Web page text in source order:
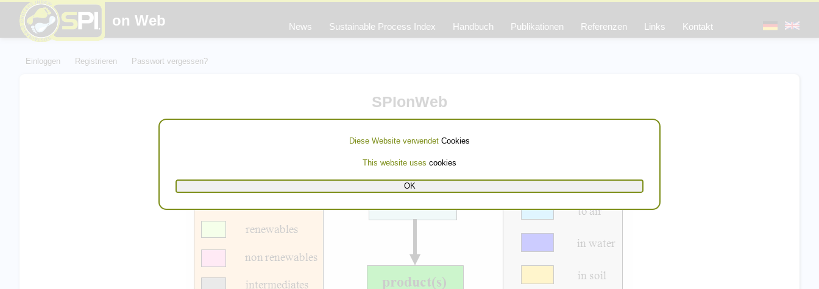
on Web News Sustainable Process Index Handbuch Publikationen Referenzen Links Kontakt
Einloggen Registrieren Passwort vergessen?
SPIonWeb
Diese Website verwendet Cookies
This website uses cookies
OK